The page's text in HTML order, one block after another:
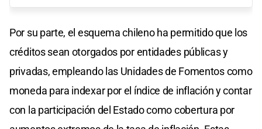
Por su parte, el esquema chileno ha permitido que los
créditos sean otorgados por entidades públicas y
privadas, empleando las Unidades de Fomentos como
moneda para indexar por el índice de inflación y contar
con la participación del Estado como cobertura por